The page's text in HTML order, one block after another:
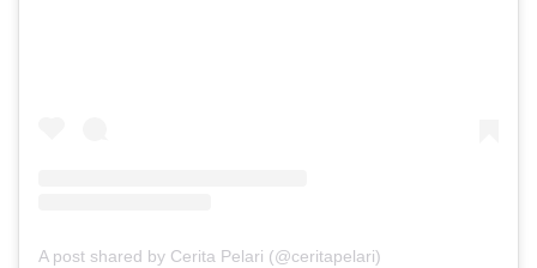
A post shared by Cerita Pelari (@ceritapelari)